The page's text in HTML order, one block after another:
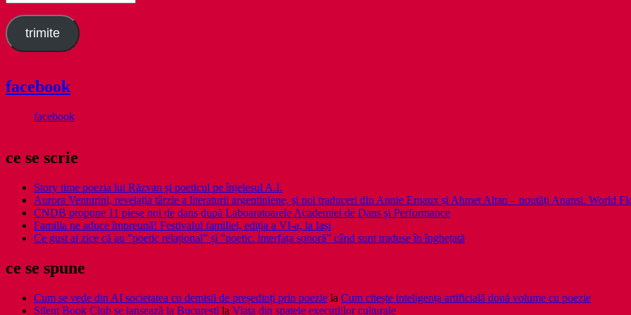
email
trimite
facebook
facebook
ce se scrie
Story time poezia lui Răzvan și poeticul pe înțelesul A.I.
Aurora Venturini, revelația târzie a literaturii argentiniene, și noi traduceri din Annie Ernaux și Ahmet Altan – noutăți Anansi. World
CNDB propune 11 piese noi de dans după Laboaratoarele Academiei de Dans și Performance
Familia ne aduce împreună! Festivalul familiei, ediția a VI-a, la Iași
Ce gust ai zice că au ”poetic relațional” și ”poetic. interfața sonoră” când sunt traduse în înghețată
ce se spune
Cum se vede din AI societatea cu demisii de președinți prin poezie la Cum citește inteligența artificială două volume cu poezie
Silent Book Club se lansează la București la Viaţa din spatele execuţiilor culturale